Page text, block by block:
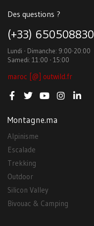
Des questions ?
(+33) 650508830
Lundi - Dimanche: 9:00-20:00
Samedi: 11:00 - 15:00
maroc [@] outwild.fr
Montagne.ma
Alpinisme
Escalade
Trekking
Outdoor
Silicon Valley
Bivouac & Camping